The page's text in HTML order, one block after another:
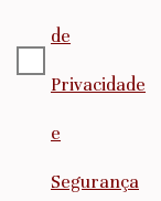
de
Privacidade
e
Segurança